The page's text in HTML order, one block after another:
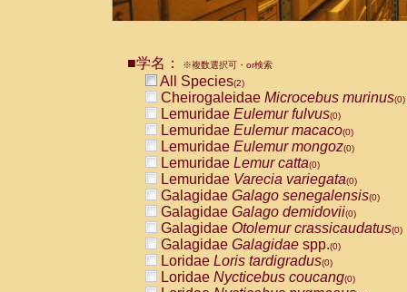
■学名： ※複数選択可・or検索
All Species(2)
Cheirogaleidae Microcebus murinus(0)
Lemuridae Eulemur fulvus(0)
Lemuridae Eulemur macaco(0)
Lemuridae Eulemur mongoz(0)
Lemuridae Lemur catta(0)
Lemuridae Varecia variegata(0)
Galagidae Galago senegalensis(0)
Galagidae Galago demidovii(0)
Galagidae Otolemur crassicaudatus(0)
Galagidae Galagidae spp.(0)
Loridae Loris tardigradus(0)
Loridae Nycticebus coucang(0)